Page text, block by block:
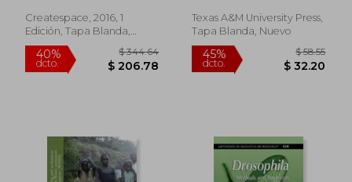
(en Inglés)
Createspace, 2016, 1
Edición, Tapa Blanda,
Nuevo
Texas A&M University Press,
Tapa Blanda, Nuevo